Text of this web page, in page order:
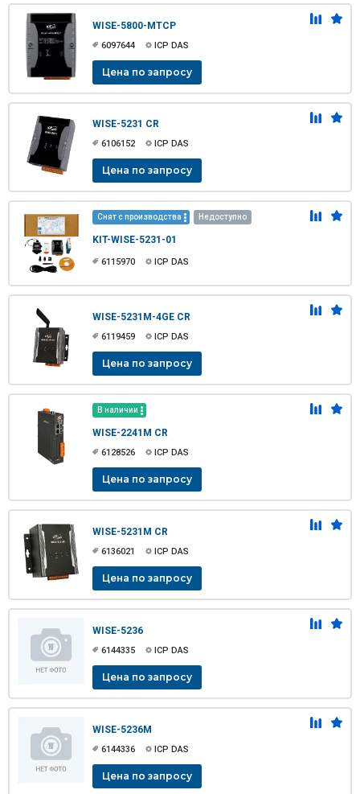
WISE-5800-MTCP
6097644 ICP DAS
Цена по запросу
WISE-5231 CR
6106152 ICP DAS
Цена по запросу
Снят с производства Недоступно
KIT-WISE-5231-01
6115970 ICP DAS
WISE-5231M-4GE CR
6119459 ICP DAS
Цена по запросу
В наличии
WISE-2241M CR
6128526 ICP DAS
Цена по запросу
WISE-5231M CR
6136021 ICP DAS
Цена по запросу
WISE-5236
6144335 ICP DAS
Цена по запросу
WISE-5236M
6144336 ICP DAS
Цена по запросу